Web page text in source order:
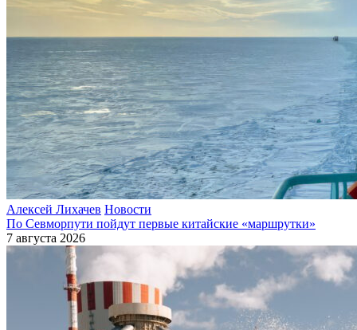
Алексей Лихачев Новости
По Севморпути пойдут первые китайские «маршрутки»
7 августа 2026